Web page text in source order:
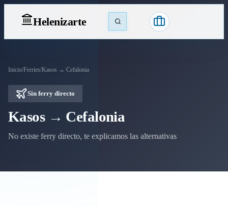
Helenizarte
Inicio/Ferries/Kasos → Cefalonia
Sin ferry directo
Kasos → Cefalonia
No existe ferry directo, te explicamos las alternativas